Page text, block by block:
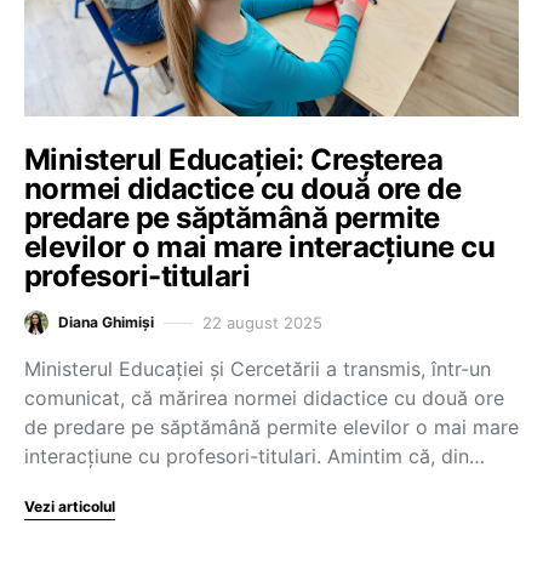
Ministerul Educației: Creșterea
normei didactice cu două ore de
predare pe săptămână permite
elevilor o mai mare interacțiune cu
profesori-titulari
Diana Ghimiși 22 august 2025
Ministerul Educației și Cercetării a transmis, într-un
comunicat, că mărirea normei didactice cu două ore
de predare pe săptămână permite elevilor o mai mare
interacțiune cu profesori-titulari. Amintim că, din…
Vezi articolul